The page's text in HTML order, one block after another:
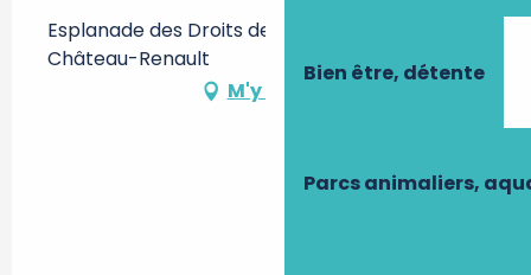
Bien être, détente
Parcs animaliers,
Esplanade des Droits de l'Homme, 37110
Château-Renault
M'y rendre